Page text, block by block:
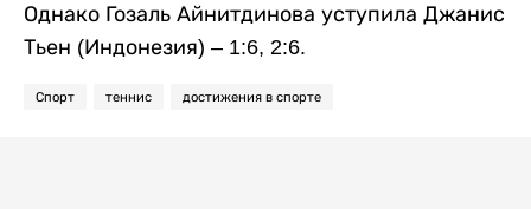
Однако Гозаль Айнитдинова уступила Джанис
Тьен (Индонезия) – 1:6, 2:6.
Спорт теннис достижения в спорте